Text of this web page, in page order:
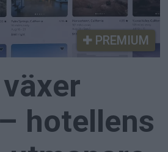
PREMIUM
hotellens